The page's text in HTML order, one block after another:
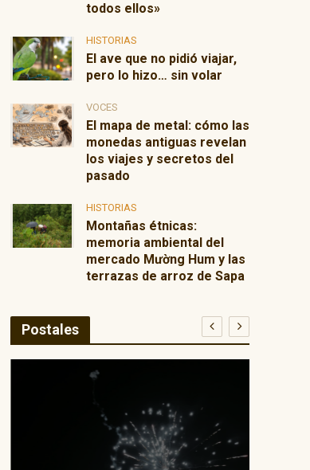
todos ellos»
HISTORIAS
El ave que no pidió viajar,
pero lo hizo… sin volar
VOCES
El mapa de metal: cómo las
monedas antiguas revelan
los viajes y secretos del
pasado
HISTORIAS
Montañas étnicas:
memoria ambiental del
mercado Mường Hum y las
terrazas de arroz de Sapa
Postales